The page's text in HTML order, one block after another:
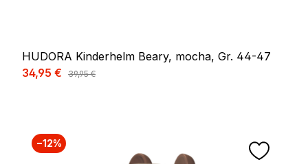
HUDORA Kinderhelm Beary, mocha, Gr. 44-47
Verkaufspreis:
34,95 € Regulärer Preis:
39,95 €
−12%